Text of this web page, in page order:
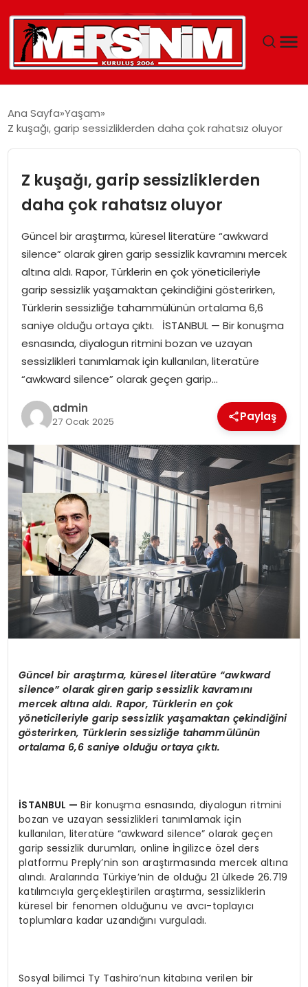
YAŞAM
GÜNCEL
SAĞLIK
EĞITIM
SPOR
EKONOMI
MAGAZIN
DÜNYA
OTOMOBIL
Ana Sayfa Yaşam
Z kuşağı, garip sessizliklerden daha çok rahatsız oluyor
Z kuşağı, garip sessizliklerden
daha çok rahatsız oluyor
Güncel bir araştırma, küresel literatüre “awkward
silence” olarak giren garip sessizlik kavramını mercek
altına aldı. Rapor, Türklerin en çok yöneticileriyle
garip sessizlik yaşamaktan çekindiğini gösterirken,
Türklerin sessizliğe tahammülünün ortalama 6,6
saniye olduğu ortaya çıktı. İSTANBUL — Bir konuşma
esnasında, diyalogun ritmini bozan ve uzayan
sessizlikleri tanımlamak için kullanılan, literatüre
“awkward silence” olarak geçen garip…
admin
27 Ocak 2025 Paylaş
Güncel bir araştırma, küresel literatüre “awkward
silence”olarak giren garip sessizlik kavramını
mercek altına aldı. Rapor, Türklerin en çok
yöneticileriyle garip sessizlik yaşamaktan çekindiğini
gösterirken, Türklerin sessizliğe tahammülünün
ortalama 6,6 saniye olduğu ortayaçıktı.
İSTANBUL —Bir konuşma esnasında, diyalogun ritmini
bozan ve uzayan sessizlikleri tanımlamak için
kullanılan, literatüre “awkward silence” olarak geçen
garip sessizlik durumları, online İngilizce özel ders
platformu Preply’nin son araştırmasında mercek altına
alındı. Aralarında Türkiye’nin de olduğu 21 ülkede 26.719
katılımcıyla gerçekleştirilen araştırma, sessizliklerin
küresel bir fenomen olduğunu ve avcı-toplayıcı
toplumlara kadar uzandığını vurguladı.
Sosyal bilimci Ty Tashiro’nun kitabına verilen bir